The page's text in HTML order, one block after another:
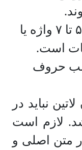
تعداد واژگان کلیدی بین ۵ تا ۷ واژه یا
است.
حروف
نباید در
لازم است
متن اصلی و